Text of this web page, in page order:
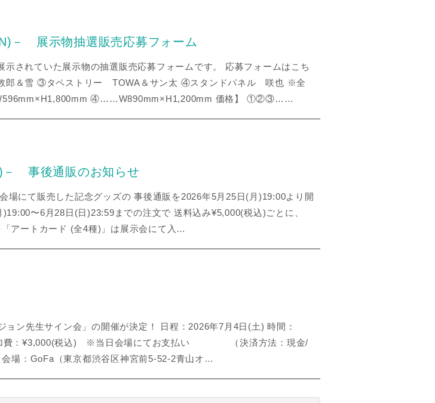
展示物抽選販売応募フォーム
れていた展示物の抽選販売応募フォームです。 応募フォームはこち
＆雪 ③タペストリー TOWA＆サン太 ④スタンドパネル 咲也 ※全
④……W890mm×H1,200mm 価格】 ①②③……
事後通販のお知らせ
にて販売した記念グッズの 事後通販を2026年5月25日(月)19:00より開
〜6月28日(日)23:59までの注文で 送料込み¥5,000(税込)ごとに、
アートカード (全4種)」は展示会にて入…
ョン先生サイン会」の開催が決定！ 日程：2026年7月4日(土) 時間：
加費：¥3,000(税込) ※当日会場にてお支払い （決済方法：現金/
場：GoFa（東京都渋谷区神宮前5-52-2青山オ…